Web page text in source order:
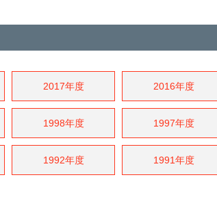
2017年度 2016年度
1998年度 1997年度
1992年度 1991年度